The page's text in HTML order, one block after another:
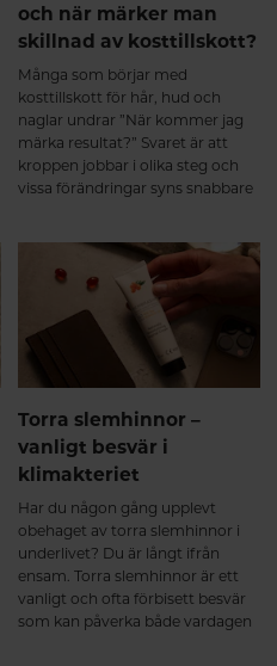
Kombinationen av flera
kollagenkällor ger dessutom en
bred aminosyraprofil som passar
kroppens olika
bindvävsstrukturer. Många
multikollagen är dessutom
berikade med vitamin C, som
bidrar till normal kollagenbildning
spelar roll För att kroppen ska
kunna bilda kollagen behövs mer
än bara kollagenpeptider. Ett bra
resultat bygger på flera faktorer:
✔ Tillräckligt med vitamin C, som
bidrar till normal
kollagenbildning. ✔ Regelbunden
rörelse och styrketräning, som
stimulerar muskler och bindväv.
✔ Tillräckligt protein i kosten. ✔
God sömn och återhämtning.
Precis som annan vävnad i
kroppen byggs kollagen upp
successivt. Därför ger
regelbunden användning under
flera månader bäst
förutsättningar. Sammanfattning
Kollagenpeptider verkar genom
och när märker man
skillnad av kosttillskott?
Många som börjar med
kosttillskott för hår, hud och
naglar undrar ”När kommer jag
märka resultat?” Svaret är att
kroppen jobbar i olika steg och
vissa förändringar syns snabbare
Torra slemhinnor –
vanligt besvär i
klimakteriet
Har du någon gång upplevt
obehaget av torra slemhinnor i
underlivet? Du är långt ifrån
ensam. Torra slemhinnor är ett
vanligt och ofta förbisett besvär
som kan påverka både vardagen